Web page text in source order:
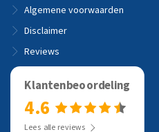
Algemene voorwaarden
Disclaimer
Reviews
Klantenbeoordeling
4.6
Lees alle reviews